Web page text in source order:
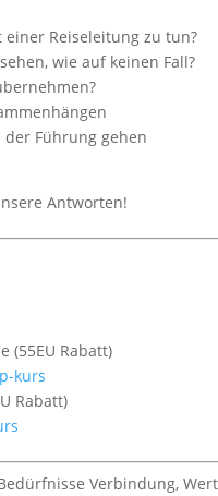
Reiseleitung zu tun?
wie auf keinen Fall?
der Führung gehen
Antworten!
(55EU Rabatt)
kurs
Rabatt)
Verbindung,